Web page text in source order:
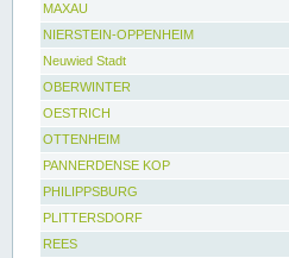
MAXAU
NIERSTEIN-OPPENHEIM
Neuwied Stadt
OBERWINTER
OESTRICH
OTTENHEIM
PANNERDENSE KOP
PHILIPPSBURG
PLITTERSDORF
REES